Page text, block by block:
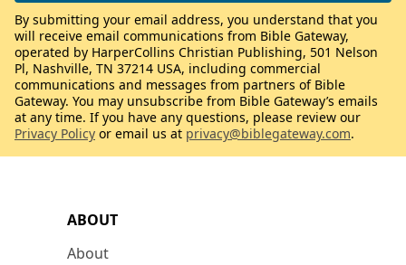
ABOUT
About
By submitting your email address, you understand that you
will receive email communications from Bible Gateway,
operated by HarperCollins Christian Publishing, 501 Nelson
Pl, Nashville, TN 37214 USA, including commercial
communications and messages from partners of Bible
Gateway. You may unsubscribe from Bible Gateway’s emails
at any time. If you have any questions, please review our
Privacy Policy or email us at privacy@biblegateway.com.